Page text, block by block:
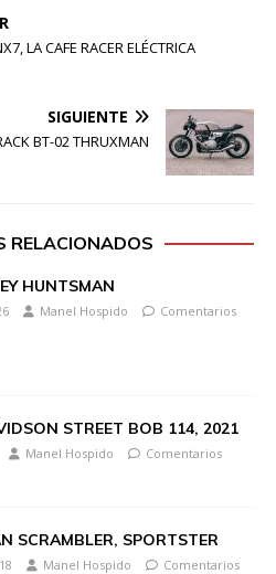
LA CAFE RACER ELÉCTRICA
SIGUIENTE
BT-02 THRUXMAN
RELACIONADOS
HUNTSMAN
Manel Hospido
Comentarios
STREET BOB 114, 2021
Manel Hospido
Comentarios
SCRAMBLER, SPORTSTER
Manel Hospido
Comentarios